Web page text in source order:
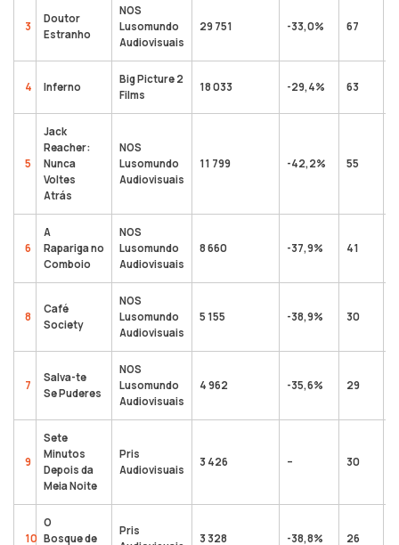
3
Doutor
Estranho
NOS
Lusomundo
Audiovisuais
29 751 -33,0% 67
4 Inferno
Big Picture 2
Films
18 033 -29,4% 63
5
Jack
Reacher:
Nunca
Voltes
Atrás
NOS
Lusomundo
Audiovisuais
11 799 -42,2% 55
6
A
Rapariga no
Comboio
NOS
Lusomundo
Audiovisuais
8 660 -37,9% 41
8
Café
Society
NOS
Lusomundo
Audiovisuais
5 155 -38,9% 30
7
Salva-te
Se Puderes
NOS
Lusomundo
Audiovisuais
4 962 -35,6% 29
9
Sete
Minutos
Depois da
Meia Noite
Pris
Audiovisuais
3 426 – 30
10
O
Bosque de
Pris
3 328 -38,8% 26